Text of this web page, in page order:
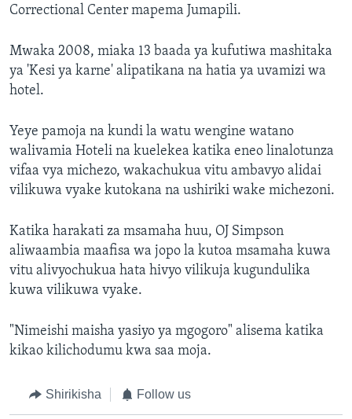
Correctional Center mapema Jumapili.
Mwaka 2008, miaka 13 baada ya kufutiwa mashitaka
ya 'Kesi ya karne' alipatikana na hatia ya uvamizi wa
hotel.
Yeye pamoja na kundi la watu wengine watano
walivamia Hoteli na kuelekea katika eneo linalotunza
vifaa vya michezo, wakachukua vitu ambavyo alidai
vilikuwa vyake kutokana na ushiriki wake michezoni.
Katika harakati za msamaha huu, OJ Simpson
aliwaambia maafisa wa jopo la kutoa msamaha kuwa
vitu alivyochukua hata hivyo vilikuja kugundulika
kuwa vilikuwa vyake.
"Nimeishi maisha yasiyo ya mgogoro" alisema katika
kikao kilichodumu kwa saa moja.
Shirikisha Follow us